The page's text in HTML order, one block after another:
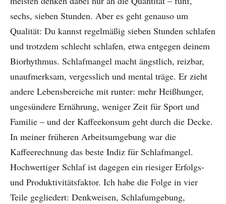
sechs, sieben Stunden. Aber es geht genauso um
Qualität: Du kannst regelmäßig sieben Stunden schlafen
und trotzdem schlecht schlafen, etwa entgegen deinem
Biorhythmus. Schlafmangel macht ängstlich, reizbar,
unaufmerksam, vergesslich und mental träge. Er zieht
andere Lebensbereiche mit runter: mehr Heißhunger,
ungesündere Ernährung, weniger Zeit für Sport und
Familie – und der Kaffeekonsum geht durch die Decke.
In meiner früheren Arbeitsumgebung war die
Kaffeerechnung das beste Indiz für Schlafmangel.
Hochwertiger Schlaf ist dagegen ein riesiger Erfolgs-
und Produktivitätsfaktor. Ich habe die Folge in vier
Teile gegliedert: Denkweisen, Schlafumgebung,